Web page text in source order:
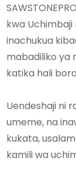
kwa
inachukua
mabadiliko ya
katika hali
Uendeshaji ni
umeme, na
kukata,
kamili wa